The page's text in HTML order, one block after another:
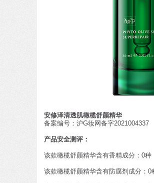
安修泽清透肌橄榄舒颜精华
备案编号：沪G妆网备字2021004337
产品安全测评：
该款橄榄舒颜精华含有香精成分：0种
该款橄榄舒颜精华含有防腐剂成分：0